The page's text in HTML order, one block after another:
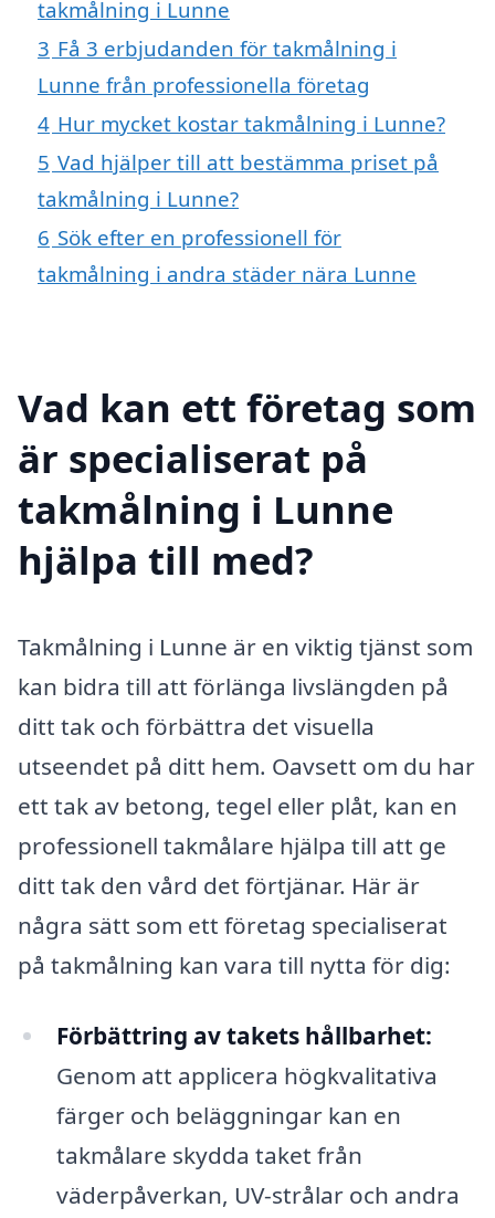
takmålning i Lunne
3 Få 3 erbjudanden för takmålning i
Lunne från professionella företag
4 Hur mycket kostar takmålning i Lunne?
5 Vad hjälper till att bestämma priset på
takmålning i Lunne?
6 Sök efter en professionell för
takmålning i andra städer nära Lunne
Vad kan ett företag som
är specialiserat på
takmålning i Lunne
hjälpa till med?
Takmålning i Lunne är en viktig tjänst som
kan bidra till att förlänga livslängden på
ditt tak och förbättra det visuella
utseendet på ditt hem. Oavsett om du har
ett tak av betong, tegel eller plåt, kan en
professionell takmålare hjälpa till att ge
ditt tak den vård det förtjänar. Här är
några sätt som ett företag specialiserat
på takmålning kan vara till nytta för dig:
Förbättring av takets hållbarhet:
Genom att applicera högkvalitativa
färger och beläggningar kan en
takmålare skydda taket från
väderpåverkan, UV-strålar och andra